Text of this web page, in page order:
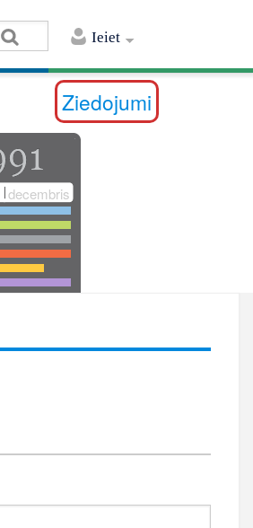
Ieiet
Ziedojumi
decembris